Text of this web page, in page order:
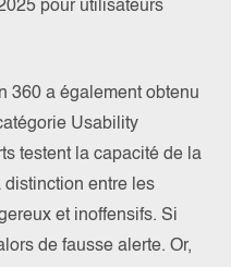
pour utilisateurs
360 a également obtenu
Usability
testent la capacité de la
entre les
et inoffensifs. Si
de fausse alerte. Or,